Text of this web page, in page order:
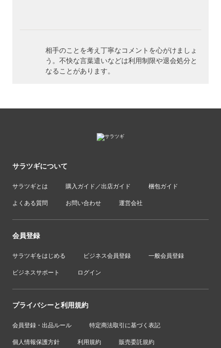
相手のことを考え丁寧なコメントを心がけましょ
う。不快な言葉遣いなどは利用制限や退会処分と
なることがあります。
サラツギについて
サラツギとは 購入ガイド／出店ガイド 梱包ガイド
よくある質問 お問い合わせ 運営会社
会員登録
サラツギをはじめる ビジネス会員登録 一般会員登録
ビジネスサポート ログイン
プライバシーと利用規約
会員登録・出品ルール 特定商法取引に基づく表記
個人情報保護方針 利用規約 販売委託規約